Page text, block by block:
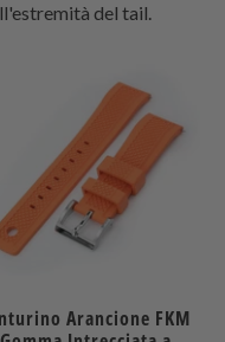
del tail.
Arancione FKM